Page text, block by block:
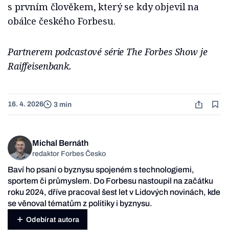
s prvním člověkem, který se kdy objevil na
obálce českého Forbesu.
Partnerem podcastové série The Forbes Show je
Raiffeisenbank.
16. 4. 2026 3 min
Michal Bernáth
redaktor Forbes Česko
Baví ho psaní o byznysu spojeném s technologiemi,
sportem či průmyslem. Do Forbesu nastoupil na začátku
roku 2024, dříve pracoval šest let v Lidových novinách, kde
se věnoval tématům z politiky i byznysu.
Odebírat autora